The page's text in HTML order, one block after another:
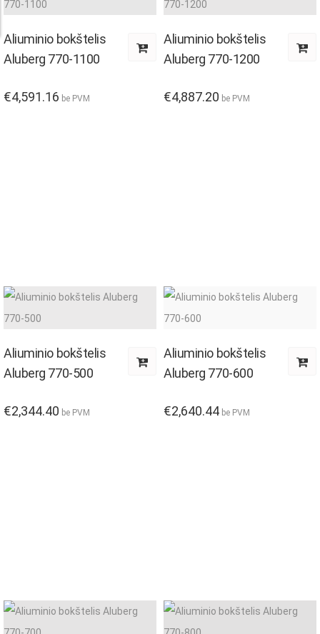
Aliuminio bokštelis
Aluberg 770-1100
€4,591.16 be PVM
Aliuminio bokštelis
Aluberg 770-1200
€4,887.20 be PVM
Aliuminio bokštelis
Aluberg 770-500
€2,344.40 be PVM
Aliuminio bokštelis
Aluberg 770-600
€2,640.44 be PVM